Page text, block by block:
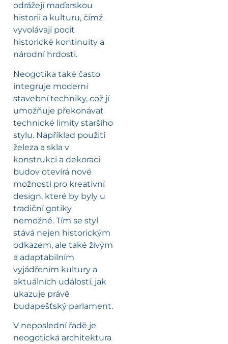
odrážejí maďarskou
historii a kulturu, čímž
vyvolávají pocit
historické kontinuity a
národní hrdosti.
Neogotika také často
integruje moderní
stavební techniky, což jí
umožňuje překonávat
technické limity staršího
stylu. Například použití
železa a skla v
konstrukci a dekoraci
budov otevírá nové
možnosti pro kreativní
design, které by byly u
tradiční gotiky
nemožné. Tím se styl
stává nejen historickým
odkazem, ale také živým
a adaptabilním
vyjádřením kultury a
aktuálních událostí, jak
ukazuje právě
budapešťský parlament.
V neposlední řadě je
neogotická architektura